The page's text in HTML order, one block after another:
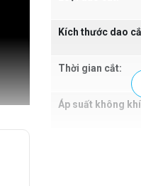
Kích thước dao
Thời gian cắt:
Áp suất không